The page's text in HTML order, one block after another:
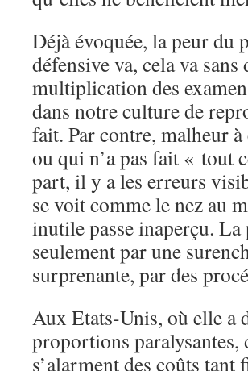
Déjà évoquée, la peur du
défensive va, cela va sans
multiplication des
dans notre culture de
fait. Par contre, malheur
ou qui n’a pas fait « tout
part, il y a les erreurs
se voit comme le nez au
inutile passe inaperçu.
seulement par une
surprenante, par des
Aux Etats-Unis, où elle a
proportions paralysantes,
s’alarment des coûts tant